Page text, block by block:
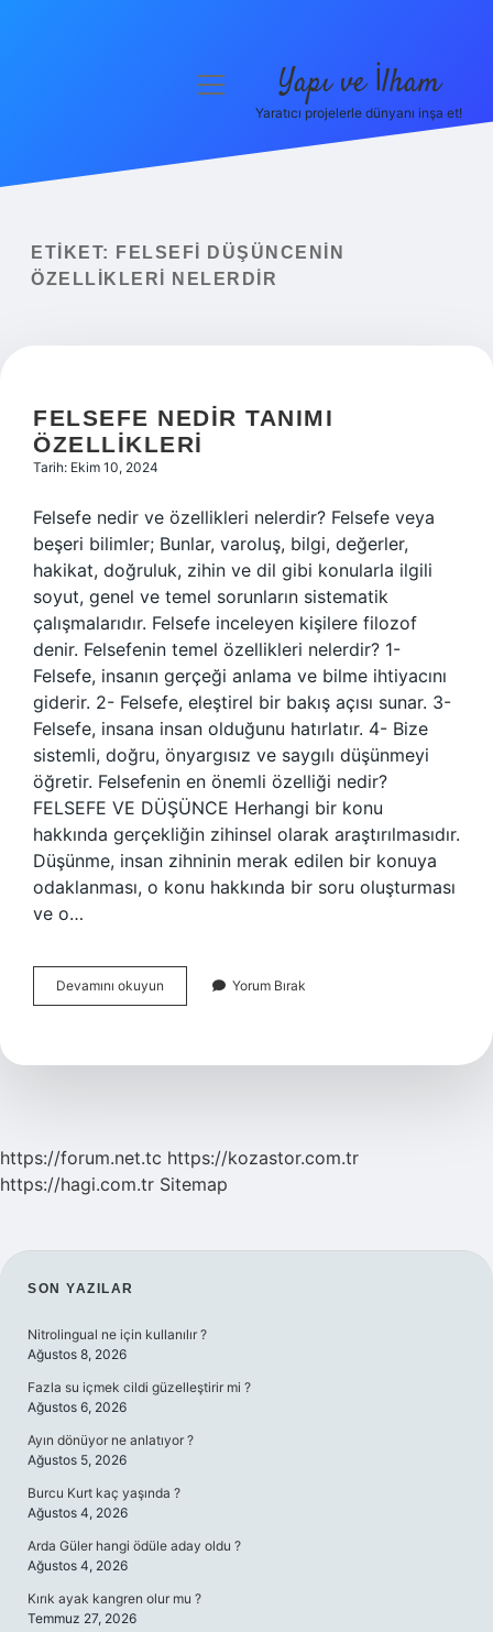
Yasal Uyarı
menüyü
Yapı ve İlham
Yaratıcı projelerle dünyanı inşa et!
ETIKET:
FELSEFI DÜŞÜNCENIN
ÖZELLIKLERI NELERDIR
FELSEFE NEDIR TANIMI
ÖZELLIKLERI
Tarih: Ekim 10, 2024
Felsefe nedir ve özellikleri nelerdir? Felsefe veya
beşeri bilimler; Bunlar, varoluş, bilgi, değerler,
hakikat, doğruluk, zihin ve dil gibi konularla ilgili
soyut, genel ve temel sorunların sistematik
çalışmalarıdır. Felsefe inceleyen kişilere filozof
denir. Felsefenin temel özellikleri nelerdir? 1-
Felsefe, insanın gerçeği anlama ve bilme ihtiyacını
giderir. 2- Felsefe, eleştirel bir bakış açısı sunar. 3-
Felsefe, insana insan olduğunu hatırlatır. 4- Bize
sistemli, doğru, önyargısız ve saygılı düşünmeyi
öğretir. Felsefenin en önemli özelliği nedir?
FELSEFE VE DÜŞÜNCE Herhangi bir konu
hakkında gerçekliğin zihinsel olarak araştırılmasıdır.
Düşünme, insan zihninin merak edilen bir konuya
odaklanması, o konu hakkında bir soru oluşturması
ve o…
Devamını okuyun
Nedir
Yorum Bırak
https://forum.net.tc https://kozastor.com.tr
https://hagi.com.tr Sitemap
SIDEBAR
SON YAZILAR
Nitrolingual ne için kullanılır ?
Ağustos 8, 2026
Fazla su içmek cildi güzelleştirir mi ?
Ağustos 6, 2026
Ayın dönüyor ne anlatıyor ?
Ağustos 5, 2026
Burcu Kurt kaç yaşında ?
Ağustos 4, 2026
Arda Güler hangi ödüle aday oldu ?
Ağustos 4, 2026
Kırık ayak kangren olur mu ?
Temmuz 27, 2026